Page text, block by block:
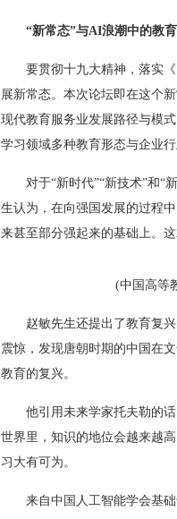
“新常态”与AI浪潮中的教
要贯彻十九大精神，落实
展新常态。本次论坛即在这个
现代教育服务业发展路径与模
学习领域多种教育形态与企业行
对于“新时代”“新技术”和“
生认为，在向强国发展的过程
来甚至部分强起来的基础上。
(中国高等
赵敏先生还提出了教育复
震惊，发现唐朝时期的中国在
教育的复兴。
他引用未来学家托夫勒的
世界里，知识的地位会越来越
习大有可为。
来自中国人工智能学会基